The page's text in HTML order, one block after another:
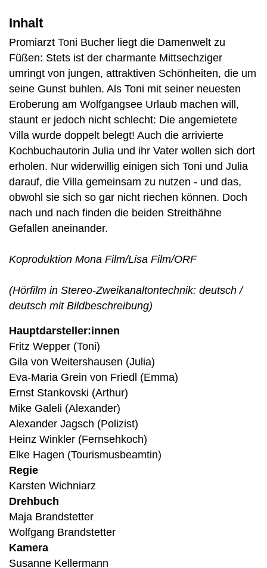
Inhalt
Promiarzt Toni Bucher liegt die Damenwelt zu
Füßen: Stets ist der charmante Mittsechziger
umringt von jungen, attraktiven Schönheiten, die um
seine Gunst buhlen. Als Toni mit seiner neuesten
Eroberung am Wolfgangsee Urlaub machen will,
staunt er jedoch nicht schlecht: Die angemietete
Villa wurde doppelt belegt! Auch die arrivierte
Kochbuchautorin Julia und ihr Vater wollen sich dort
erholen. Nur widerwillig einigen sich Toni und Julia
darauf, die Villa gemeinsam zu nutzen - und das,
obwohl sie sich so gar nicht riechen können. Doch
nach und nach finden die beiden Streithähne
Gefallen aneinander.
Koproduktion Mona Film/Lisa Film/ORF
(Hörfilm in Stereo-Zweikanaltontechnik: deutsch /
deutsch mit Bildbeschreibung)
Hauptdarsteller:innen
Fritz Wepper (Toni)
Gila von Weitershausen (Julia)
Eva-Maria Grein von Friedl (Emma)
Ernst Stankovski (Arthur)
Mike Galeli (Alexander)
Alexander Jagsch (Polizist)
Heinz Winkler (Fernsehkoch)
Elke Hagen (Tourismusbeamtin)
Regie
Karsten Wichniarz
Drehbuch
Maja Brandstetter
Wolfgang Brandstetter
Kamera
Susanne Kellermann